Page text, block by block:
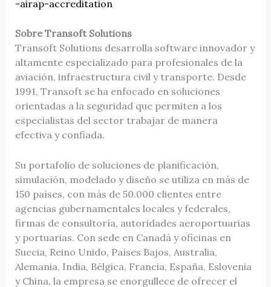
-airap-accreditation
Sobre Transoft Solutions
Transoft Solutions desarrolla software innovador y
altamente especializado para profesionales de la
aviación, infraestructura civil y transporte. Desde
1991, Transoft se ha enfocado en soluciones
orientadas a la seguridad que permiten a los
especialistas del sector trabajar de manera
efectiva y confiada.
Su portafolio de soluciones de planificación,
simulación, modelado y diseño se utiliza en más de
150 países, con más de 50.000 clientes entre
agencias gubernamentales locales y federales,
firmas de consultoría, autoridades aeroportuarias
y portuarias. Con sede en Canadá y oficinas en
Suecia, Reino Unido, Países Bajos, Australia,
Alemania, India, Bélgica, Francia, España, Eslovenia
y China, la empresa se enorgullece de ofrecer el